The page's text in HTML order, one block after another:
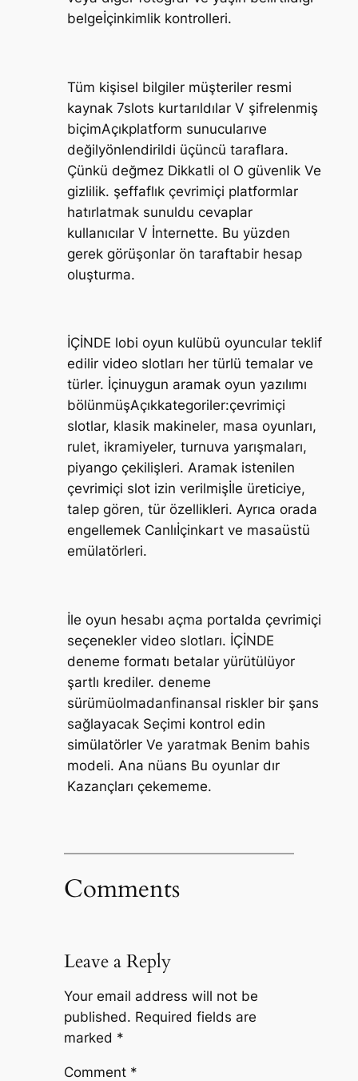
belgeİçinkimlik kontrolleri.
Tüm kişisel bilgiler müşteriler resmi
kaynak 7slots kurtarıldılar V şifrelenmiş
biçimAçıkplatform sunucularıve
değilyönlendirildi üçüncü taraflara.
Çünkü değmez Dikkatli ol O güvenlik Ve
gizlilik. şeffaflık çevrimiçi platformlar
hatırlatmak sunuldu cevaplar
kullanıcılar V İnternette. Bu yüzden
gerek görüşonlar ön taraftabir hesap
oluşturma.
İÇİNDE lobi oyun kulübü oyuncular teklif
edilir video slotları her türlü temalar ve
türler. İçinuygun aramak oyun yazılımı
bölünmüşAçıkkategoriler:çevrimiçi
slotlar, klasik makineler, masa oyunları,
rulet, ikramiyeler, turnuva yarışmaları,
piyango çekilişleri. Aramak istenilen
çevrimiçi slot izin verilmişİle üreticiye,
talep gören, tür özellikleri. Ayrıca orada
engellemek Canlıİçinkart ve masaüstü
emülatörleri.
İle oyun hesabı açma portalda çevrimiçi
seçenekler video slotları. İÇİNDE
deneme formatı betalar yürütülüyor
şartlı krediler. deneme
sürümüolmadanfinansal riskler bir şans
sağlayacak Seçimi kontrol edin
simülatörler Ve yaratmak Benim bahis
modeli. Ana nüans Bu oyunlar dır
Kazançları çekememe.
Comments
Leave a Reply
Your email address will not be
published. Required fields are
marked *
Comment *